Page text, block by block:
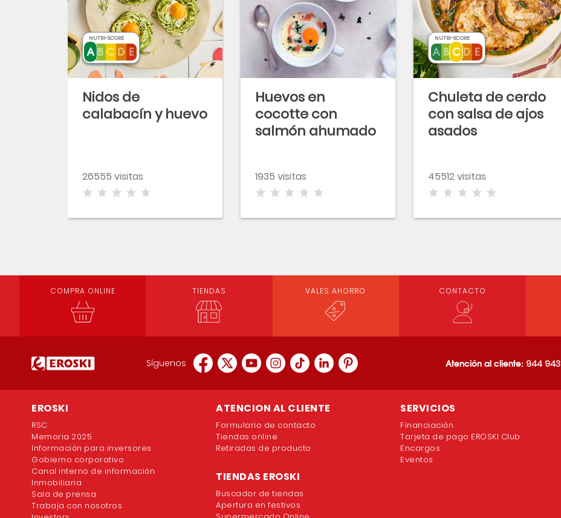
Nidos de
calabacín y huevo
26555 visitas
NUTRI-SCORE
Huevos en
cocotte con
salmón ahumado
1935 visitas
Chuleta de cerdo
con salsa de ajos
asados
45512 visitas
NUTRI-SCORE
COMPRA ONLINE TIENDAS VALES AHORRO CONTACTO
Síguenos Atención al cliente: 944
EROSKI
RSC
Memoria 2025
Información para inversores
Gobierno corporativo
Canal interno de información
Inmobiliaria
Sala de prensa
Trabaja con nosotros
ATENCION AL CLIENTE
Formulario de contacto
Tiendas online
Retiradas de producto
TIENDAS EROSKI
Buscador de tiendas
Apertura en festivos
SERVICIOS
Financiación
Tarjeta de pago EROSKI Club
Encargos
Eventos